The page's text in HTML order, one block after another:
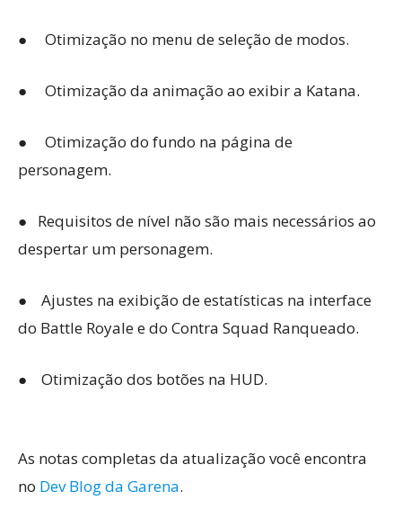
● Otimização no menu de seleção de modos.
● Otimização da animação ao exibir a Katana.
● Otimização do fundo na página de
personagem.
● Requisitos de nível não são mais necessários ao
despertar um personagem.
● Ajustes na exibição de estatísticas na interface
do Battle Royale e do Contra Squad Ranqueado.
● Otimização dos botões na HUD.
As notas completas da atualização você encontra
no Dev Blog da Garena.